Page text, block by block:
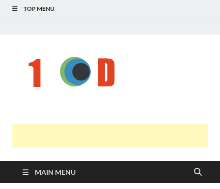
TOP MENU
MAIN MENU